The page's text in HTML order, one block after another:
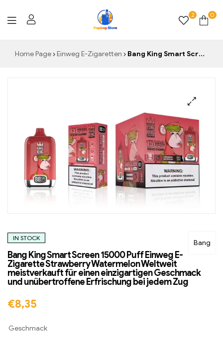
2 0
Home Page Einweg E-Zigaretten Bang King Smart Screen 15000 Puff Einweg E-Zigarette Strawberry Watermelon Weltweit meistverkauft für einen einzigartigen Geschmack und unübertroffene Erfrischung bei jedem Zug
Bang
IN STOCK
Bang King Smart Screen 15000 Puff Einweg E-
Zigarette Strawberry Watermelon Weltweit
meistverkauft für einen einzigartigen Geschmack
und unübertroffene Erfrischung bei jedem Zug
€8,35
Geschmack